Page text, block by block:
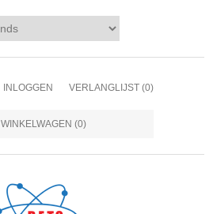
INLOGGEN VERLANGLIJST (0)
WINKELWAGEN (0)